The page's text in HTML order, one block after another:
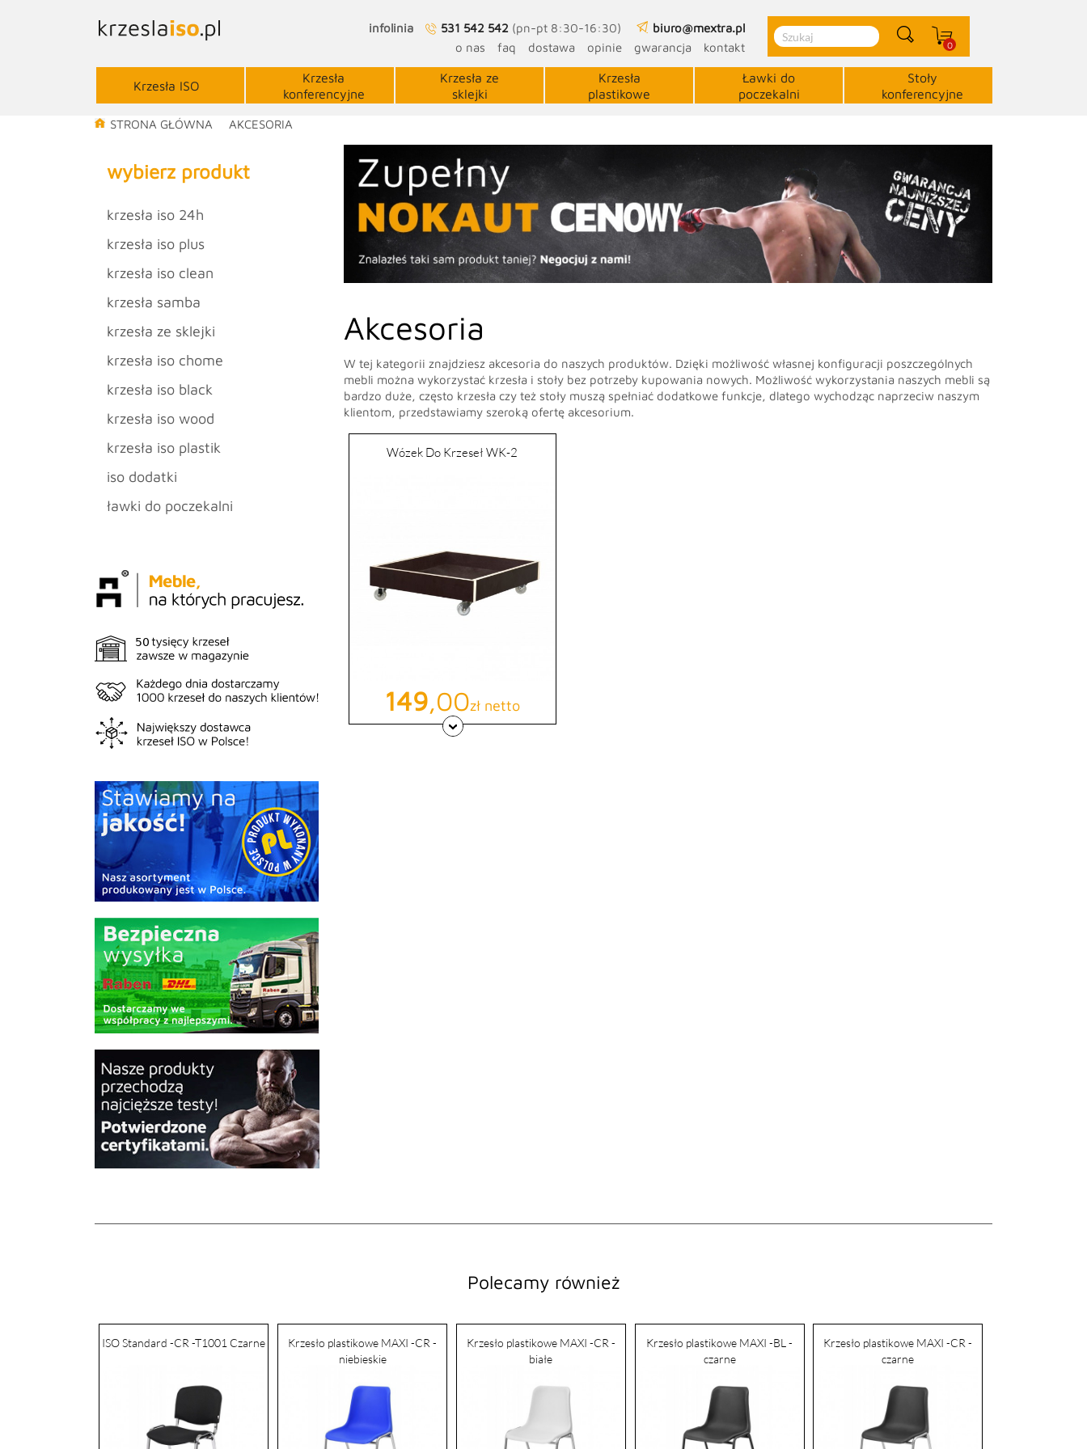
infolinia 531 542 542 (pn-pt 8:30-16:30)
biuro@mextra.pl
o nas
faq dostawa opinie gwarancja kontakt 0
Krzesła ISO
Krzesła
konferencyjne
Krzesła ze
sklejki
Krzesła
plastikowe
Ławki do
poczekalni
Stoły
konferencyjne
STRONA GŁÓWNA AKCESORIA
wybierz produkt
krzesła iso 24h
krzesła iso plus
krzesła iso clean
krzesła samba
krzesła ze sklejki
krzesła iso chome
krzesła iso black
krzesła iso wood
krzesła iso plastik
iso dodatki
ławki do poczekalni
Akcesoria
W tej kategorii znajdziesz akcesoria do naszych produktów. Dzięki możliwość własnej konfiguracji poszczególnych
mebli można wykorzystać krzesła i stoły bez potrzeby kupowania nowych. Możliwość wykorzystania naszych mebli są
bardzo duże, często krzesła czy też stoły muszą spełniać dodatkowe funkcje, dlatego wychodząc naprzeciw naszym
klientom, przedstawiamy szeroką ofertę akcesorium.
Wózek Do Krzeseł WK-2
Cena
149,00zł netto
Polecamy również
ISO Standard -CR -T1001 Czarne
Krzesło plastikowe MAXI -CR -
niebieskie
Krzesło plastikowe MAXI -CR -
białe
Krzesło plastikowe MAXI -BL -
czarne
Krzesło plastikowe MAXI -CR -
czarne